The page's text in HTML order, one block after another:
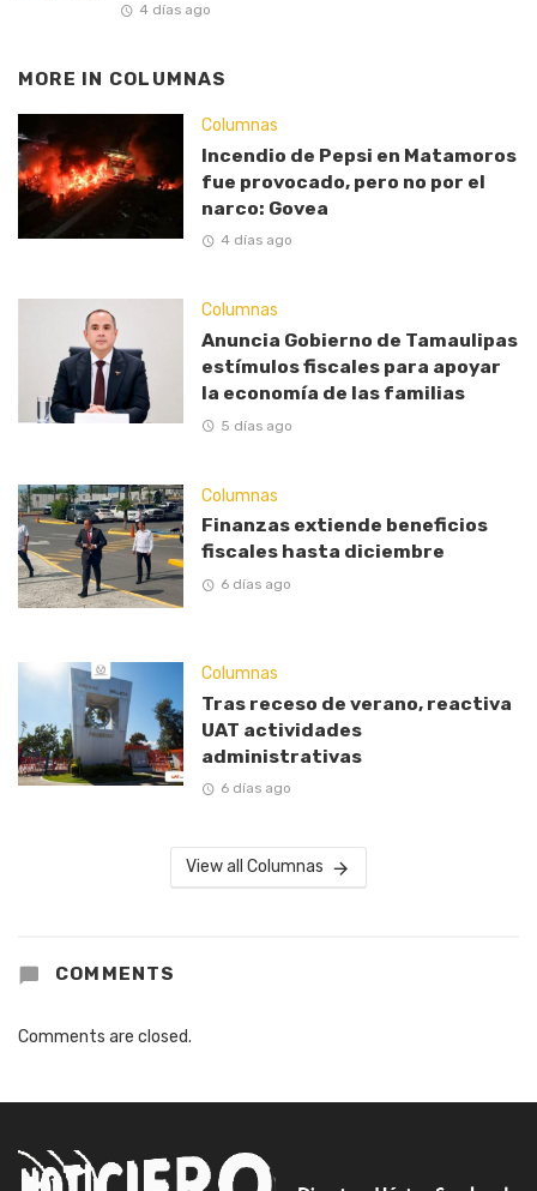
4 días ago
MORE IN COLUMNAS
Columnas
Incendio de Pepsi en Matamoros
fue provocado, pero no por el
narco: Govea
4 días ago
Columnas
Anuncia Gobierno de Tamaulipas
estímulos fiscales para apoyar
la economía de las familias
5 días ago
Columnas
Finanzas extiende beneficios
fiscales hasta diciembre
6 días ago
Columnas
Tras receso de verano, reactiva
UAT actividades
administrativas
6 días ago
View all Columnas
COMMENTS
Comments are closed.